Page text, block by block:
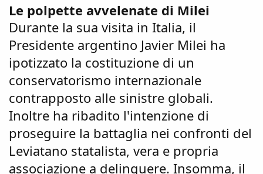
Le polpette avvelenate di Milei
Durante la sua visita in Italia, il
Presidente argentino Javier Milei ha
ipotizzato la costituzione di un
conservatorismo internazionale
contrapposto alle sinistre globali.
Inoltre ha ribadito l'intenzione di
proseguire la battaglia nei confronti del
Leviatano statalista, vera e propria
associazione a delinquere. Insomma, il